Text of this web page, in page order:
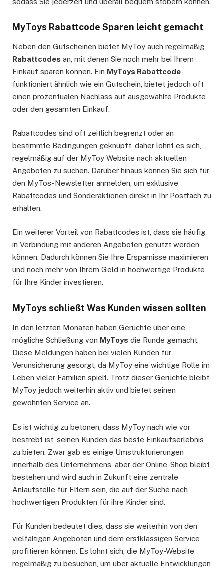
MyToys Rabattcode Sparen leicht gemacht
Neben den Gutscheinen bietet MyToy auch regelmäßig
Rabattcodes an, mit denen Sie noch mehr bei Ihrem
Einkauf sparen können. Ein MyToys Rabattcode
funktioniert ähnlich wie ein Gutschein, bietet jedoch oft
einen prozentualen Nachlass auf ausgewählte Produkte
oder den gesamten Einkauf.
Rabattcodes sind oft zeitlich begrenzt oder an
bestimmte Bedingungen geknüpft, daher lohnt es sich,
regelmäßig auf der MyToy Website nach aktuellen
Angeboten zu suchen. Darüber hinaus können Sie sich für
den MyTos-Newsletter anmelden, um exklusive
Rabattcodes und Sonderaktionen direkt in Ihr Postfach zu
erhalten.
Ein weiterer Vorteil von Rabattcodes ist, dass sie häufig
in Verbindung mit anderen Angeboten genutzt werden
können. Dadurch können Sie Ihre Ersparnisse maximieren
und noch mehr von Ihrem Geld in hochwertige Produkte
für Ihre Kinder investieren.
MyToys schließt Was Kunden wissen sollten
In den letzten Monaten haben Gerüchte über eine
mögliche Schließung von MyToys die Runde gemacht.
Diese Meldungen haben bei vielen Kunden für
Verunsicherung gesorgt, da MyToy eine wichtige Rolle im
Leben vieler Familien spielt. Trotz dieser Gerüchte bleibt
MyToy jedoch weiterhin aktiv und bietet seinen
gewohnten Service an.
Es ist wichtig zu betonen, dass MyToy nach wie vor
bestrebt ist, seinen Kunden das beste Einkaufserlebnis
zu bieten. Zwar gab es einige Umstrukturierungen
innerhalb des Unternehmens, aber der Online-Shop bleibt
bestehen und wird auch in Zukunft eine zentrale
Anlaufstelle für Eltern sein, die auf der Suche nach
hochwertigen Produkten für ihre Kinder sind.
Für Kunden bedeutet dies, dass sie weiterhin von den
vielfältigen Angeboten und dem erstklassigen Service
profitieren können. Es lohnt sich, die MyToy-Website
regelmäßig zu besuchen, um über aktuelle Entwicklungen